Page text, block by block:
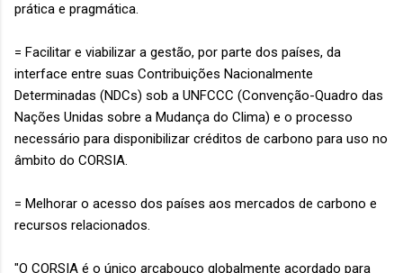
prática e pragmática.
= Facilitar e viabilizar a gestão, por parte dos países, da
interface entre suas Contribuições Nacionalmente
Determinadas (NDCs) sob a UNFCCC (Convenção-Quadro das
Nações Unidas sobre a Mudança do Clima) e o processo
necessário para disponibilizar créditos de carbono para uso no
âmbito do CORSIA.
= Melhorar o acesso dos países aos mercados de carbono e
recursos relacionados.
"O CORSIA é o único arcabouço globalmente acordado para